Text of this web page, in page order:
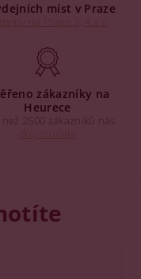
míst v Praze
zákazníky na
Heurece
než 2500 zákazníků nás